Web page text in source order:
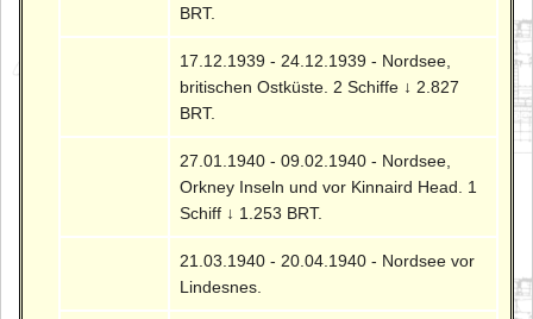
BRT.
17.12.1939 - 24.12.1939 - Nordsee,
britischen Ostküste. 2 Schiffe ↓ 2.827
BRT.
27.01.1940 - 09.02.1940 - Nordsee,
Orkney Inseln und vor Kinnaird Head. 1
Schiff ↓ 1.253 BRT.
21.03.1940 - 20.04.1940 - Nordsee vor
Lindesnes.